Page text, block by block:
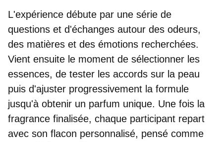
L'expérience débute par une série de
questions et d'échanges autour des odeurs,
des matières et des émotions recherchées.
Vient ensuite le moment de sélectionner les
essences, de tester les accords sur la peau
puis d'ajuster progressivement la formule
jusqu'à obtenir un parfum unique. Une fois la
fragrance finalisée, chaque participant repart
avec son flacon personnalisé, pensé comme